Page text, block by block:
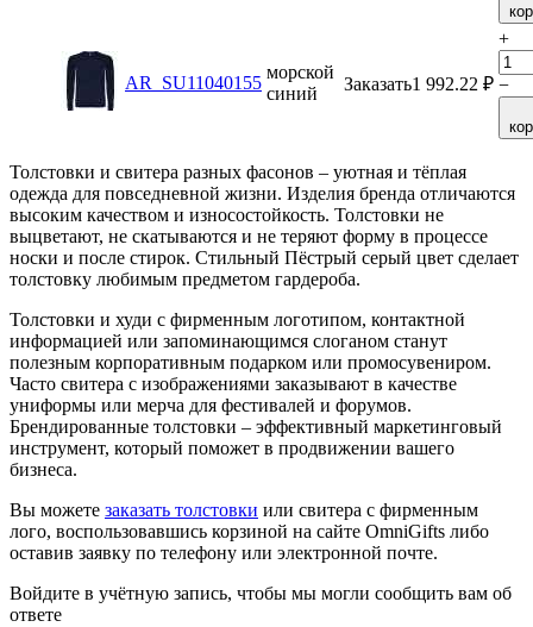
AR_SU11040155
морской
синий
Заказать1 992.22 ₽
+
−
Толстовки и свитера разных фасонов – уютная и тёплая
одежда для повседневной жизни. Изделия бренда отличаются
высоким качеством и износостойкость. Толстовки не
выцветают, не скатываются и не теряют форму в процессе
носки и после стирок. Стильный Пёстрый серый цвет сделает
толстовку любимым предметом гардероба.
Толстовки и худи с фирменным логотипом, контактной
информацией или запоминающимся слоганом станут
полезным корпоративным подарком или промосувениром.
Часто свитера с изображениями заказывают в качестве
униформы или мерча для фестивалей и форумов.
Брендированные толстовки – эффективный маркетинговый
инструмент, который поможет в продвижении вашего
бизнеса.
Вы можете заказать толстовки или свитера с фирменным
лого, воспользовавшись корзиной на сайте OmniGifts либо
оставив заявку по телефону или электронной почте.
Войдите в учётную запись, чтобы мы могли сообщить вам об
ответе